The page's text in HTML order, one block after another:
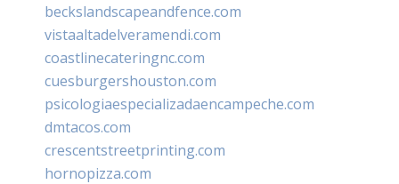
beckslandscapeandfence.com
vistaaltadelveramendi.com
coastlinecateringnc.com
cuesburgershouston.com
psicologiaespecializadaencampeche.com
dmtacos.com
crescentstreetprinting.com
hornopizza.com